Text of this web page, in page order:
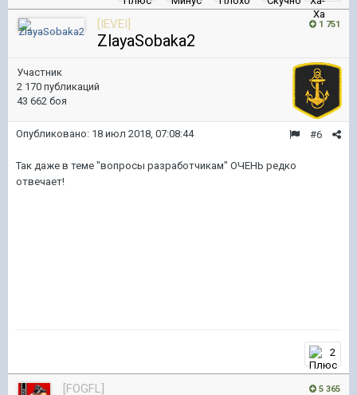
1 751
[IEVEI]
ZlayaSobaka2
Участник
2 170 публикаций
43 662 боя
#6
Опубликовано: 18 июл 2018, 07:08:44
Так даже в теме "вопросы разработчикам" ОЧЕНЬ редко
отвечает!
2
5 365
[FOGFL]